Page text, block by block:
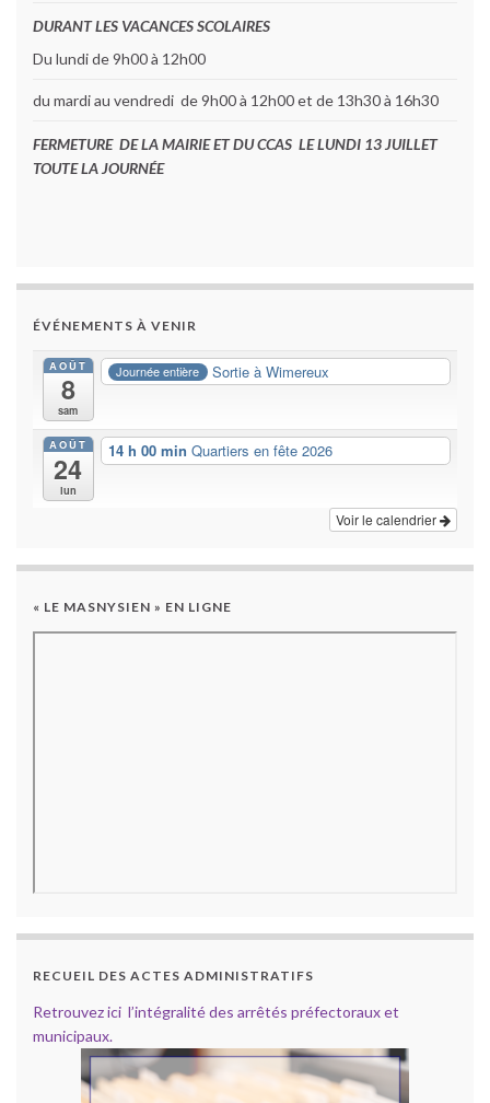
DURANT LES VACANCES SCOLAIRES
Du lundi de 9h00 à 12h00
du mardi au vendredi de 9h00 à 12h00 et de 13h30 à 16h30
FERMETURE DE LA MAIRIE ET DU CCAS LE LUNDI 13 JUILLET
TOUTE LA JOURNÉE
ÉVÉNEMENTS À VENIR
AOÛT
8
sam
Journée entière Sortie à Wimereux
AOÛT
24
lun
14 h 00 min Quartiers en fête 2026
Voir le calendrier
« LE MASNYSIEN » EN LIGNE
RECUEIL DES ACTES ADMINISTRATIFS
Retrouvez ici l’intégralité des arrêtés préfectoraux et
municipaux.